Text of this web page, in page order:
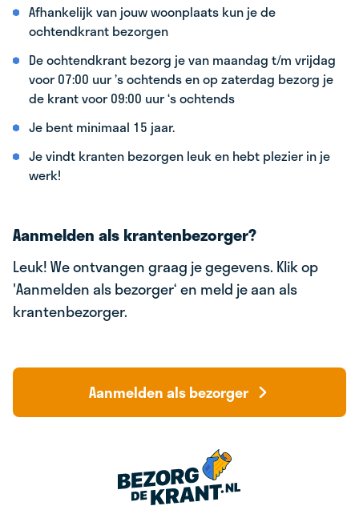
Afhankelijk van jouw woonplaats kun je de
ochtendkrant bezorgen
De ochtendkrant bezorg je van maandag t/m vrijdag
voor 07:00 uur ’s ochtends en op zaterdag bezorg je
de krant voor 09:00 uur ‘s ochtends
Je bent minimaal 15 jaar.
Je vindt kranten bezorgen leuk en hebt plezier in je
werk!
Aanmelden als krantenbezorger?
Leuk! We ontvangen graag je gegevens. Klik op
'Aanmelden als bezorger‘ en meld je aan als
krantenbezorger.
Aanmelden als bezorger